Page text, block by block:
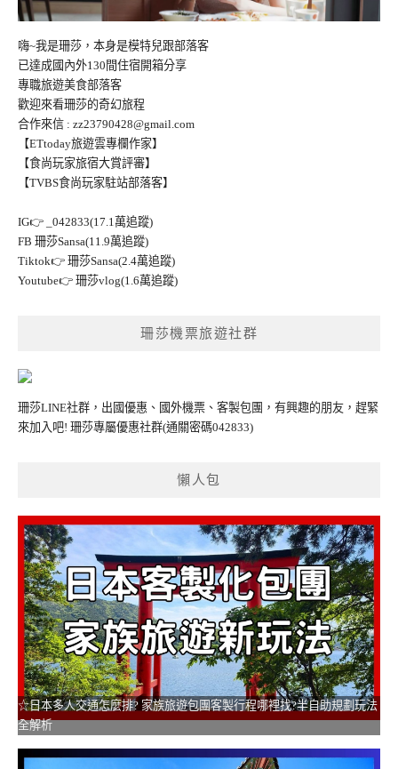
嗨~我是珊莎，本身是模特兒跟部落客
已達成國內外130間住宿開箱分享
專職旅遊美食部落客
歡迎來看珊莎的奇幻旅程
合作來信 : zz23790428@gmail.com
【ETtoday旅遊雲專欄作家】
【食尚玩家旅宿大賞評審】
【TVBS食尚玩家駐站部落客】
IG👉
_042833(17.1萬追蹤)
FB 珊莎Sansa(11.9萬追蹤)
Tiktok👉 珊莎Sansa(2.4萬追蹤)
Youtube👉 珊莎vlog(1.6萬追蹤)
珊莎機票旅遊社群
珊莎LINE社群，出國優惠、國外機票、客製包團，有興趣的朋友，趕緊
來加入吧! 珊莎專屬優惠社群(通關密碼042833)
懶人包
☆日本多人交通怎麼排? 家族旅遊包團客製行程哪裡找?半自助規劃玩法
全解析